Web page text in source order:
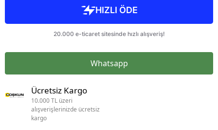
Whatsapp
Ücretsiz Kargo
10.000 TL üzeri
alışverişlerinizde ücretsiz
kargo